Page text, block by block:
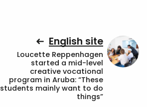
English site
Loucette Reppenhagen
started a mid-level
creative vocational
program in Aruba: “These
students mainly want to do
things”